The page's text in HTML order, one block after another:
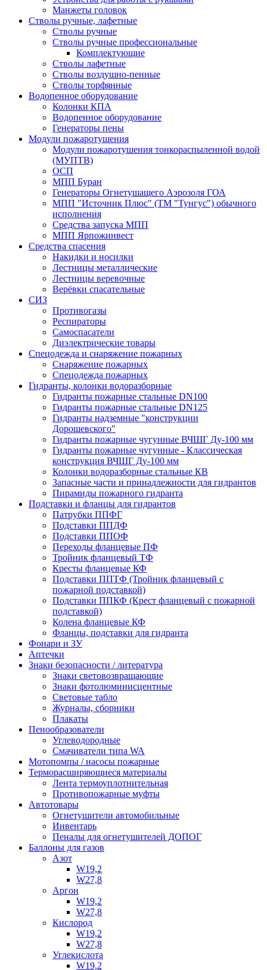
Манжеты головок
Стволы ручные, лафетные
Стволы ручные
Стволы ручные профессиональные
Комплектующие
Стволы лафетные
Стволы воздушно-пенные
Стволы торфянные
Водопенное оборудование
Колонки КПА
Водопенное оборудование
Генераторы пены
Модули пожаротушения
Модули пожаротушения тонкораспыленной водой
(МУПТВ)
ОСП
МПП Буран
Генераторы Огнетушащего Аэрозоля ГОА
МПП "Источник Плюс" (ТМ "Тунгус") обычного
исполнения
Средства запуска МПП
МПП Ярпожинвест
Средства спасения
Накидки и носилки
Лестницы металлические
Лестницы веревочные
Верёвки спасательные
СИЗ
Противогазы
Респираторы
Самоспасатели
Диэлектрические товары
Спецодежда и снаряжение пожарных
Снаряжение пожарных
Спецодежда пожарных
Гидранты, колонки водоразборные
Гидранты пожарные стальные DN100
Гидранты пожарные стальные DN125
Гидранты надземные "конструкции
Дорошевского"
Гидранты пожарные чугунные ВЧШГ Ду-100 мм
Гидранты пожарные чугунные - Классическая
конструкция ВЧШГ Ду-100 мм
Колонки водоразборные стальные КВ
Запасные части и принадлежности для гидрантов
Пирамиды пожарного гидранта
Подставки и фланцы для гидрантов
Патрубки ППФГ
Подставки ППДФ
Подставки ППОФ
Переходы фланцевые ПФ
Тройник фланцевый ТФ
Кресты фланцевые КФ
Подставки ППТФ (Тройник фланцевый с
пожарной подставкой)
Подставки ППКФ (Крест фланцевый с пожарной
подставкой)
Колена фланцевые КФ
Фланцы, подставки для гидранта
Фонари и ЗУ
Аптечки
Знаки безопасности / литература
Знаки световозвращающие
Знаки фотолюминисцентные
Световые табло
Журналы, сборники
Плакаты
Пенообразователи
Углеводородные
Смачиватели типа WA
Мотопомпы / насосы пожарные
Терморасширяющиеся материалы
Лента термоуплотнительная
Противопожарные муфты
Автотовары
Огнетушители автомобильные
Инвентарь
Пеналы для огнетушителей ДОПОГ
Баллоны для газов
Азот
W19,2
W27,8
Аргон
W19,2
W27,8
Кислород
W19,2
W27,8
Углекислота
W19,2